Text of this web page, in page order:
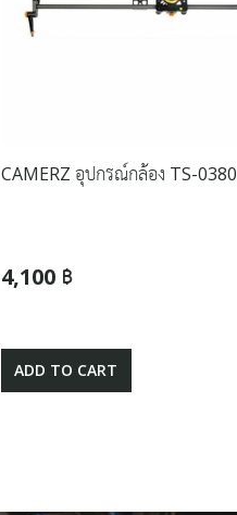
CAMERZ อุปกรณ์กล้อง TS-0380
4,100 ฿
ADD TO CART